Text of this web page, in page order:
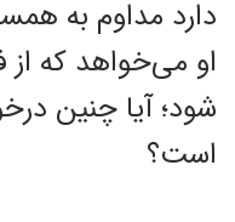
دارد مداوم به
او می‌خواهد که
شود؛ آیا چنین
است؟